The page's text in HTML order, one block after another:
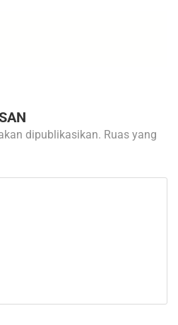
dipublikasikan. Ruas yang